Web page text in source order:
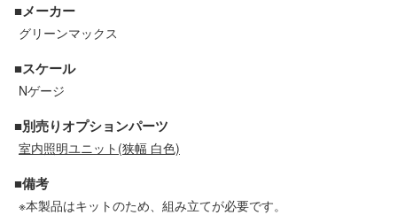
北海道・東北
中部
中国・四国
お役立ち情報
■メーカー
グリーンマックス
■スケール
Nゲージ
■別売りオプションパーツ
室内照明ユニット(狭幅 白色)
■備考
※本製品はキットのため、組み立てが必要です。